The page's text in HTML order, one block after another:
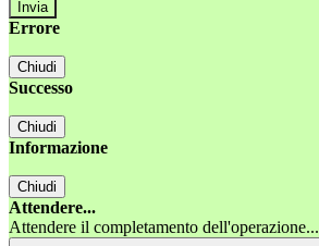
Errore
Chiudi
Successo
Chiudi
Informazione
Chiudi
Attendere...
Attendere il completamento dell'operazione...